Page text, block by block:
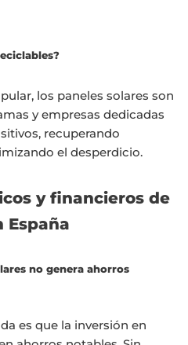
los paneles solares son
y empresas dedicadas
recuperando
el desperdicio.
y financieros de
España
no genera ahorros
es que la inversión en